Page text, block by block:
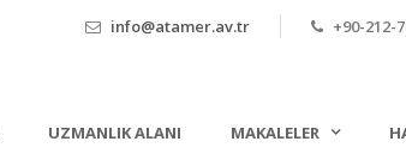
info@atamer.av.tr +90-
UZMANLIK ALANI MAKALELER